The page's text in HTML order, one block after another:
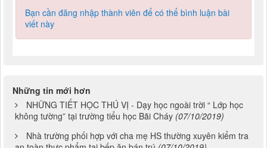
Bạn cần đăng nhập thành viên để có thể bình luận bài
viết này
Những tin mới hơn
NHỮNG TIẾT HỌC THÚ VỊ - Dạy học ngoài trời “ Lớp học
không tường” tại trường tiểu học Bãi Cháy (07/10/2019)
Nhà trường phối hợp với cha mẹ HS thường xuyên kiểm tra